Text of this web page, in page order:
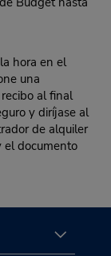
hora en el
una
al final
y diríjase al
de alquiler
el documento